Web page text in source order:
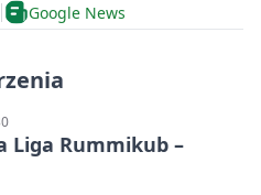
Google News
Liga Rummikub –